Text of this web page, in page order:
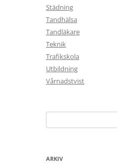
Städning
Tandhälsa
Tandläkare
Teknik
Trafikskola
Utbildning
Vårnadstvist
efter:
ARKIV